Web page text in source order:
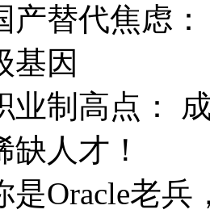
产替代焦虑
基因
业制高点：
缺人才！
是Oracle老